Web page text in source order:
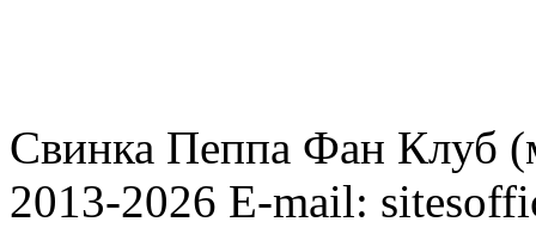
Свинка Пеппа Фан Клуб
2013-2026 E-mail: